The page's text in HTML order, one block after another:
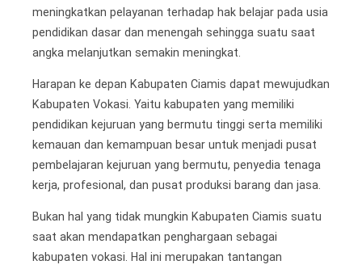
meningkatkan pelayanan terhadap hak belajar pada usia
pendidikan dasar dan menengah sehingga suatu saat
angka melanjutkan semakin meningkat.
Harapan ke depan Kabupaten Ciamis dapat mewujudkan
Kabupaten Vokasi. Yaitu kabupaten yang memiliki
pendidikan kejuruan yang bermutu tinggi serta memiliki
kemauan dan kemampuan besar untuk menjadi pusat
pembelajaran kejuruan yang bermutu, penyedia tenaga
kerja, profesional, dan pusat produksi barang dan jasa.
Bukan hal yang tidak mungkin Kabupaten Ciamis suatu
saat akan mendapatkan penghargaan sebagai
kabupaten vokasi. Hal ini merupakan tantangan